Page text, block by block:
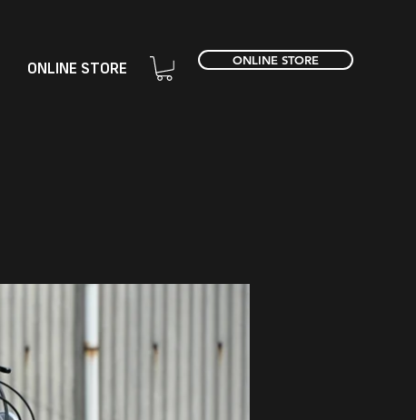
ONLINE STORE ONLINE STORE